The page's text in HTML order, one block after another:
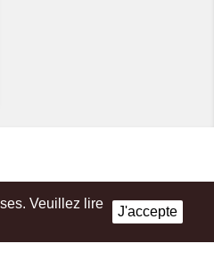
Veuillez lire
J'accepte